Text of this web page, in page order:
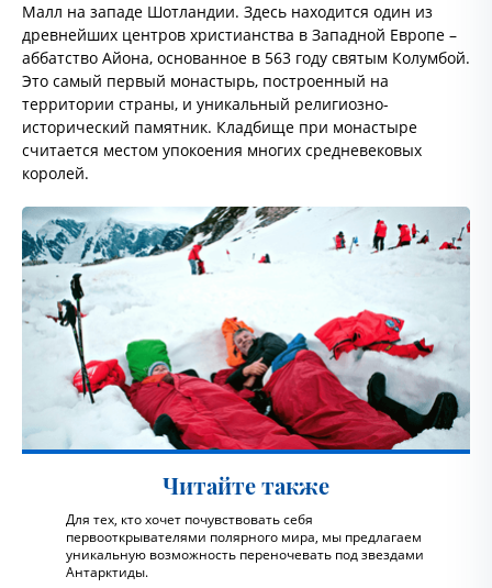
Малл на западе Шотландии. Здесь находится один из
древнейших центров христианства в Западной Европе –
аббатство Айона, основанное в 563 году святым Колумбой.
Это самый первый монастырь, построенный на
территории страны, и уникальный религиозно-
исторический памятник. Кладбище при монастыре
считается местом упокоения многих средневековых
королей.
Читайте также
Для тех, кто хочет почувствовать себя
первооткрывателями полярного мира, мы предлагаем
уникальную возможность переночевать под звездами
Антарктиды.